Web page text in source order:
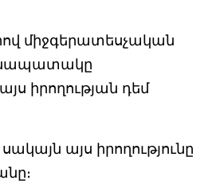
միջգերատեսչական
նապատակը
իրողության դեմ
այս իրողությունը